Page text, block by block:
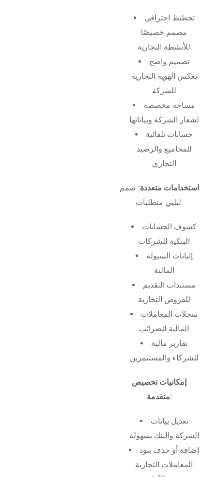
تخطيط احترافي
مصمم خصيصًا
للأنشطة التجارية
تصميم واضح
يعكس الهوية التجارية
للشركة
مساحة مخصصة
لشعار الشركة وبياناتها
حسابات تلقائية
للمجاميع والرصيد
التجاري
استخدامات متعددة: صمم
ليلبي متطلبات:
كشوف الحسابات
البنكية للشركات
إثباتات السيولة
المالية
مستندات التقديم
للقروض التجارية
سجلات المعاملات
المالية للضرائب
تقارير مالية
للشركاء والمستثمرين
إمكانيات تخصيص
متقدمة:
تعديل بيانات
الشركة والبنك بسهولة
إضافة أو حذف بنود
المعاملات التجارية